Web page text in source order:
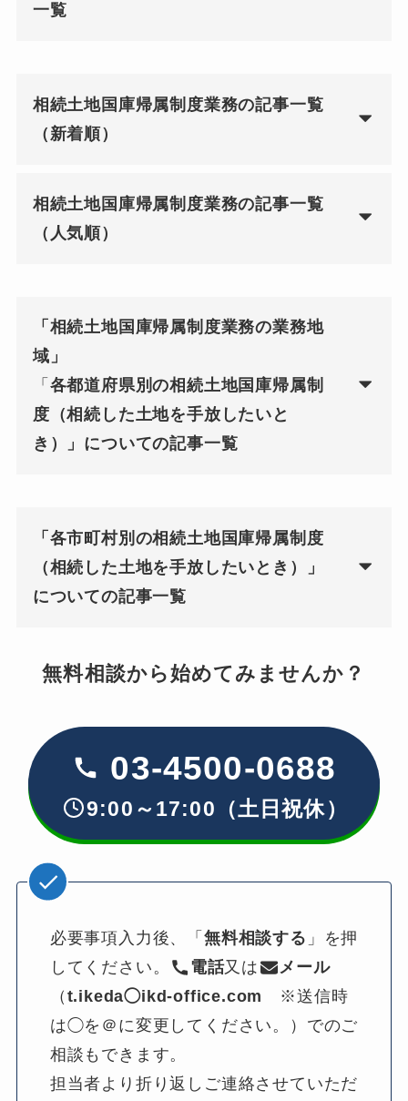
一覧
相続土地国庫帰属制度業務の記事一覧
（新着順）
相続土地国庫帰属制度業務の記事一覧
（人気順）
「相続土地国庫帰属制度業務の業務地
域」
「 各都道府県別の相続土地国庫帰属制
度（相続した土地を手放したいと
き）」についての記事一覧
「各市町村別の相続土地国庫帰属制度
（相続した土地を手放したいとき）」
についての記事一覧
無料相談から始めてみませんか？
03-4500-0688
9:00～17:00（土日祝休）
必要事項入力後、「 無料相談する 」を押
してください。
電話又は
メール
（ t.ikeda◯ikd-office.com
※送信時
は◯を＠に変更してください。）でのご
相談もできます。
担当者より折り返しご連絡させていただ